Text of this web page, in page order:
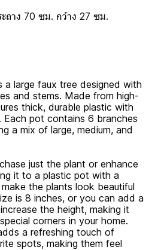
ถาง 70 ซม. กว้าง 27 ซม.
a large faux tree designed with
and stems. Made from high-
thick, durable plastic with
Each pot contains 6 branches
a mix of large, medium, and
just the plant or enhance
it to a plastic pot with a
the plants look beautiful
is 8 inches, or you can add a
the height, making it
corners in your home.
a refreshing touch of
spots, making them feel